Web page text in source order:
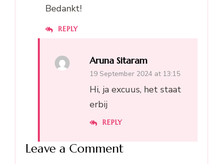
REPLY
Bedankt!
Aruna Sitaram
19 September 2024 at 13:15
REPLY
Hi, ja excuus, het staat
erbij
Leave a Comment